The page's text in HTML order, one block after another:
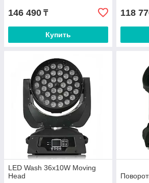
146 490 ₸
Купить
118
LED Wash 36x10W Moving
Head